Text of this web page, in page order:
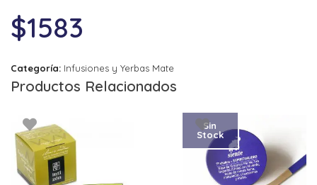
$1583
Categoría: Infusiones y Yerbas Mate
Productos Relacionados
Sin
Stock